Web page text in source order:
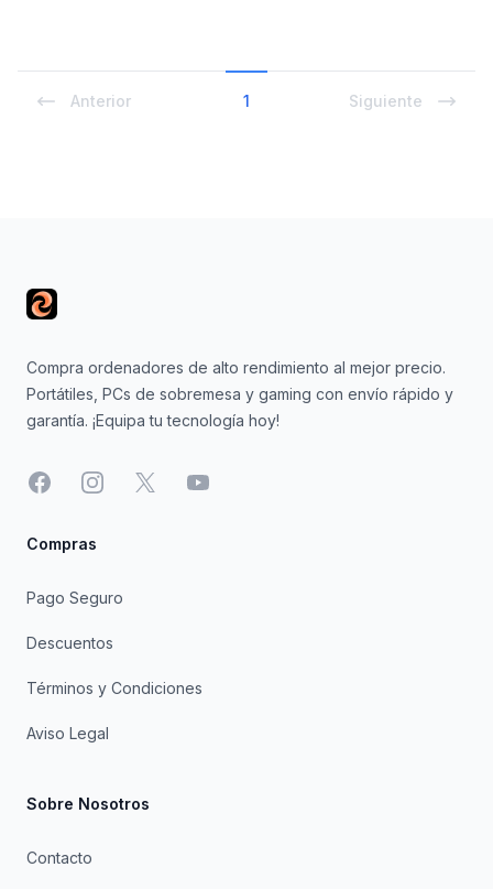
Anterior 1 Siguiente
Compra ordenadores de alto rendimiento al mejor precio.
Portátiles, PCs de sobremesa y gaming con envío rápido y
garantía. ¡Equipa tu tecnología hoy!
FacebookInstagram
X YouTube
Compras
Pago Seguro
Descuentos
Términos y Condiciones
Aviso Legal
Sobre Nosotros
Contacto